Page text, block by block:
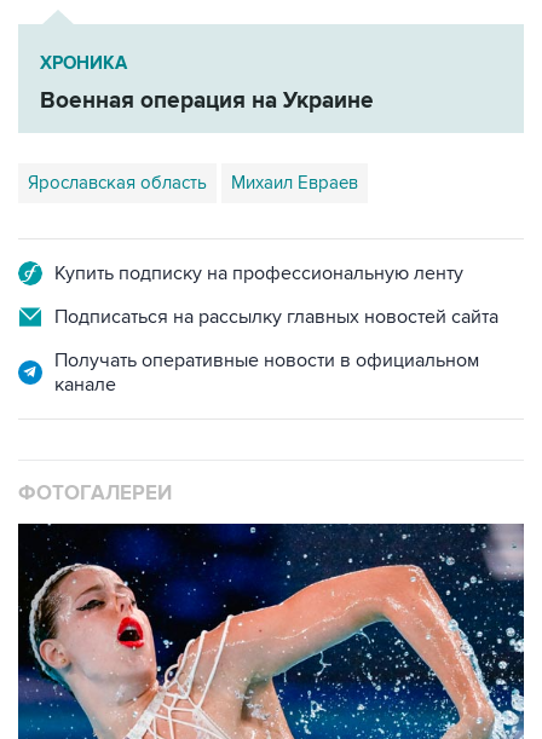
ХРОНИКА
Военная операция на Украине
Ярославская область Михаил Евраев
Купить подписку на профессиональную ленту
Подписаться на рассылку главных новостей сайта
Получать оперативные новости в официальном
канале
ФОТОГАЛЕРЕИ